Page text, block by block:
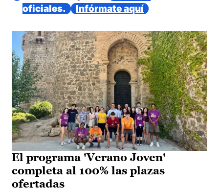
oficiales.
Infórmate aquí
El programa 'Verano Joven'
completa al 100% las plazas
ofertadas